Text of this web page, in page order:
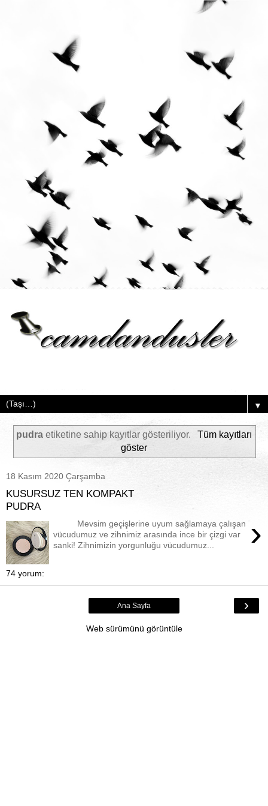
▼
pudra etiketine sahip kayıtlar gösteriliyor.
Tüm kayıtları
göster
18 Kasım 2020 Çarşamba
KUSURSUZ TEN KOMPAKT
PUDRA
›
Mevsim geçişlerine uyum sağlamaya çalışan
vücudumuz ve zihnimiz arasında ince bir çizgi var
sanki! Zihnimizin yorgunluğu vücudumuz...
74 yorum:
›
Ana Sayfa
Web sürümünü görüntüle